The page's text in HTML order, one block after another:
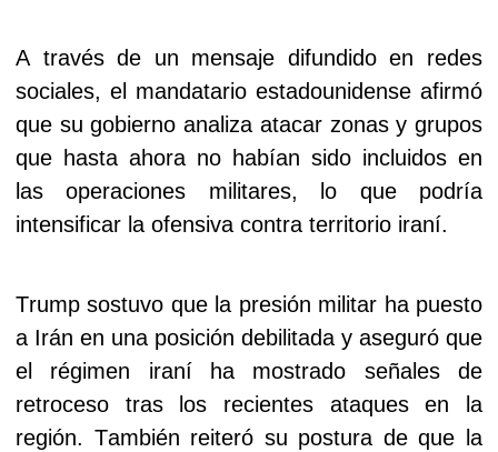
A través de un mensaje difundido en redes
sociales, el mandatario estadounidense afirmó
que su gobierno analiza atacar zonas y grupos
que hasta ahora no habían sido incluidos en
las operaciones militares, lo que podría
intensificar la ofensiva contra territorio iraní.
Trump sostuvo que la presión militar ha puesto
a Irán en una posición debilitada y aseguró que
el régimen iraní ha mostrado señales de
retroceso tras los recientes ataques en la
región. También reiteró su postura de que la